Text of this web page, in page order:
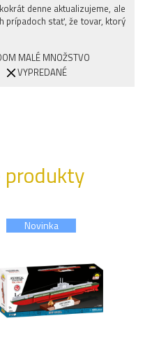
denne aktualizujeme, ale
prípadoch stať, že tovar, ktorý
MALÉ MNOŽSTVO
VYPREDANÉ
Novinka